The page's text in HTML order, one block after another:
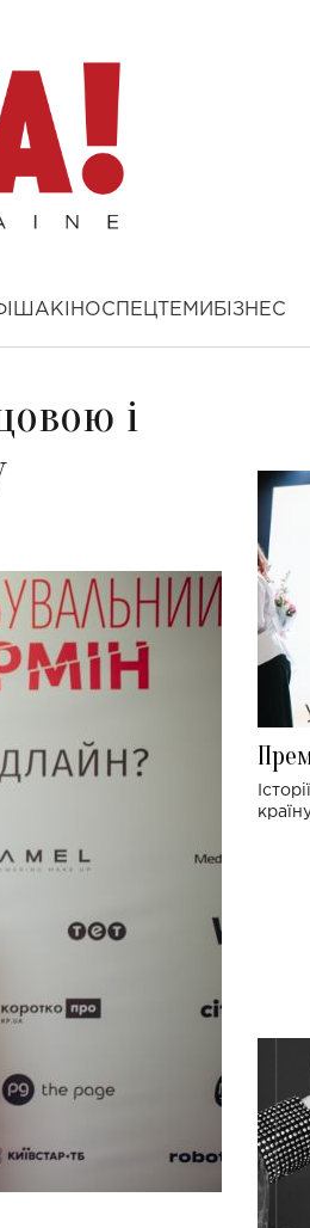
КІНОСПЕЦТЕМИ БІЗНЕС
і